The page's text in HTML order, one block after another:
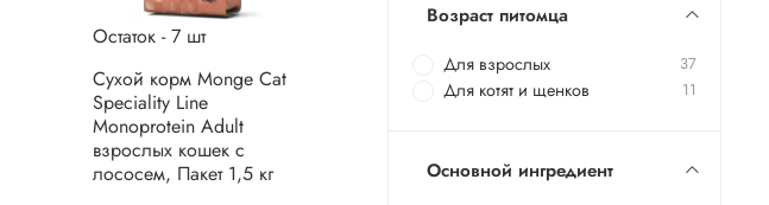
Остаток - 7 шт
Сухой корм Monge Cat
Speciality Line
Monoprotein Adult
взрослых кошек с
лососем, Пакет 1,5 кг
Возраст питомца
Для взрослых 37
Для котят и щенков 11
Основной ингредиент